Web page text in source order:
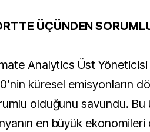
ÜÇÜNDEN
Analytics Üst Yöneticisi
küresel emisyonların
olduğunu savundu. Bu
en büyük